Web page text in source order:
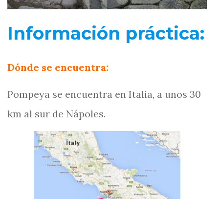
Información práctica:
Dónde se encuentra:
Pompeya se encuentra en Italia, a unos 30
km al sur de Nápoles.